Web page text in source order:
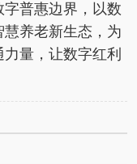
普惠边界，以数
养老新生态，为
量，让数字红利